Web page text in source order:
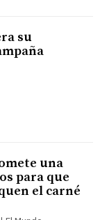
su
una
para que
el carné